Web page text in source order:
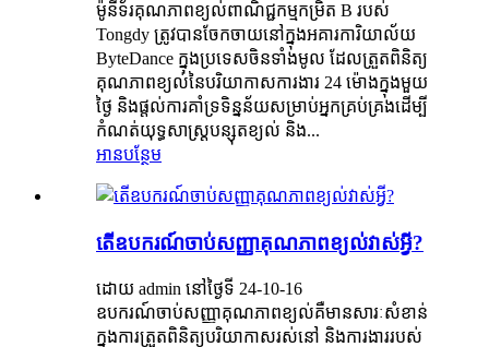
ម៉ូនីទ័រគុណភាពខ្យល់ពាណិជ្ជកម្មកម្រិត B របស់
Tongdy ត្រូវបានចែកចាយនៅក្នុងអគារការិយាល័យ
ByteDance ក្នុងប្រទេសចិនទាំងមូល ដែលត្រួតពិនិត្យ
គុណភាពខ្យល់នៃបរិយាកាសការងារ 24 ម៉ោងក្នុងមួយ
ថ្ងៃ និងផ្តល់ការគាំទ្រទិន្នន័យសម្រាប់អ្នកគ្រប់គ្រងដើម្បី
កំណត់យុទ្ធសាស្រ្តបន្សុតខ្យល់ និង...
អានបន្ថែម
តើឧបករណ៍ចាប់សញ្ញាគុណភាពខ្យល់វាស់អ្វី?
ដោយ admin នៅថ្ងៃទី 24-10-16
ឧបករណ៍ចាប់សញ្ញាគុណភាពខ្យល់គឺមានសារៈសំខាន់
ក្នុងការត្រួតពិនិត្យបរិយាកាសរស់នៅ និងការងាររបស់